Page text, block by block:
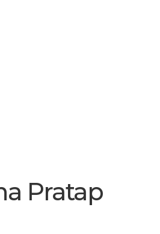
Pratap